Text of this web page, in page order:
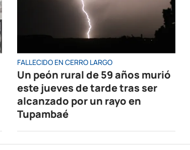
FALLECIDO EN CERRO LARGO
Un peón rural de 59 años murió
este jueves de tarde tras ser
alcanzado por un rayo en
Tupambaé